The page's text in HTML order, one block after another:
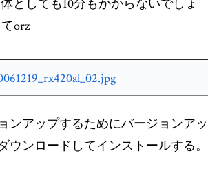
としても10分もかからないでしょ
orz
ンアップするためにバージョンアッ
ウンロードしてインストールする。